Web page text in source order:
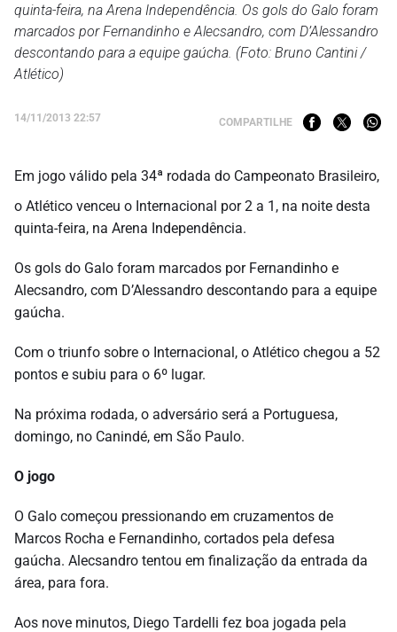
quinta-feira, na Arena Independência. Os gols do Galo foram
marcados por Fernandinho e Alecsandro, com D’Alessandro
descontando para a equipe gaúcha. (Foto: Bruno Cantini /
Atlético)
14/11/2013 22:57 COMPARTILHE
Em jogo válido pela 34ª rodada do Campeonato Brasileiro,
o Atlético venceu o Internacional por 2 a 1, na noite desta
quinta-feira, na Arena Independência.
Os gols do Galo foram marcados por Fernandinho e
Alecsandro, com D’Alessandro descontando para a equipe
gaúcha.
Com o triunfo sobre o Internacional, o Atlético chegou a 52
pontos e subiu para o 6º lugar.
Na próxima rodada, o adversário será a Portuguesa,
domingo, no Canindé, em São Paulo.
O jogo
O Galo começou pressionando em cruzamentos de
Marcos Rocha e Fernandinho, cortados pela defesa
gaúcha. Alecsandro tentou em finalização da entrada da
área, para fora.
Aos nove minutos, Diego Tardelli fez boa jogada pela